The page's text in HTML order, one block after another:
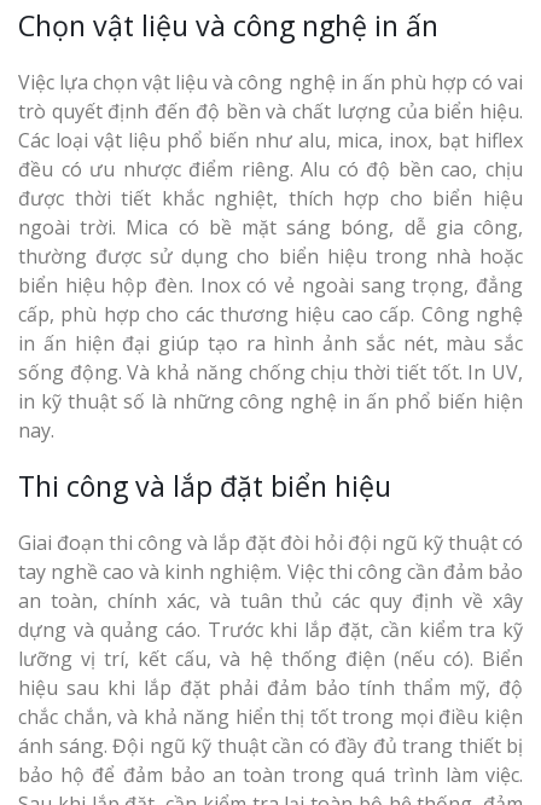
Chọn vật liệu và công nghệ in ấn
Việc lựa chọn vật liệu và công nghệ in ấn phù hợp có vai
trò quyết định đến độ bền và chất lượng của biển hiệu.
Các loại vật liệu phổ biến như alu, mica, inox, bạt hiflex
đều có ưu nhược điểm riêng. Alu có độ bền cao, chịu
được thời tiết khắc nghiệt, thích hợp cho biển hiệu
ngoài trời. Mica có bề mặt sáng bóng, dễ gia công,
thường được sử dụng cho biển hiệu trong nhà hoặc
biển hiệu hộp đèn. Inox có vẻ ngoài sang trọng, đẳng
cấp, phù hợp cho các thương hiệu cao cấp. Công nghệ
in ấn hiện đại giúp tạo ra hình ảnh sắc nét, màu sắc
sống động. Và khả năng chống chịu thời tiết tốt. In UV,
in kỹ thuật số là những công nghệ in ấn phổ biến hiện
nay.
Thi công và lắp đặt biển hiệu
Giai đoạn thi công và lắp đặt đòi hỏi đội ngũ kỹ thuật có
tay nghề cao và kinh nghiệm. Việc thi công cần đảm bảo
an toàn, chính xác, và tuân thủ các quy định về xây
dựng và quảng cáo. Trước khi lắp đặt, cần kiểm tra kỹ
lưỡng vị trí, kết cấu, và hệ thống điện (nếu có). Biển
hiệu sau khi lắp đặt phải đảm bảo tính thẩm mỹ, độ
chắc chắn, và khả năng hiển thị tốt trong mọi điều kiện
ánh sáng. Đội ngũ kỹ thuật cần có đầy đủ trang thiết bị
bảo hộ để đảm bảo an toàn trong quá trình làm việc.